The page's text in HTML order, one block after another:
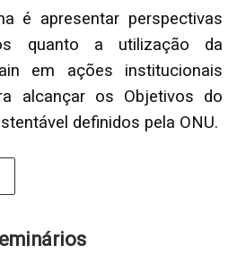
é apresentar perspectivas
quanto a utilização da
em ações institucionais
alcançar os Objetivos do
definidos pela ONU.